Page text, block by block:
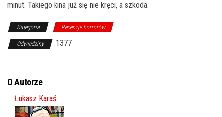
minut. Takiego kina już się nie kręci, a szkoda.
Kategoria Recenzje horrorów
Odwiedziny 1377
O Autorze
Łukasz Karaś